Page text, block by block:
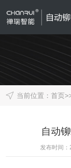
当前位置： 首页
自动
发布时间